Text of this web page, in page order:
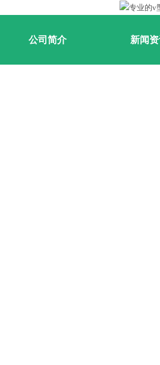
公司简介 新闻